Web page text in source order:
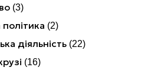
(3)
(2)
діяльність (22)
(16)